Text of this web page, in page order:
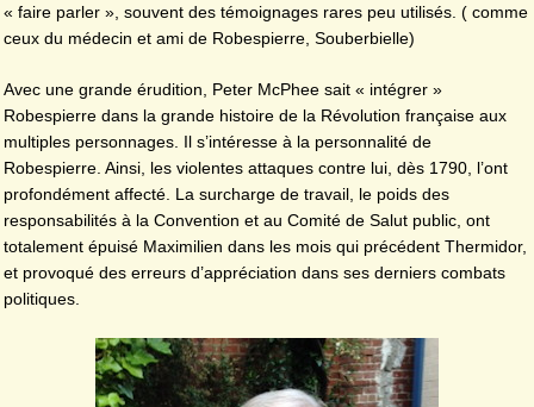
« faire parler », souvent des témoignages rares peu utilisés. ( comme
ceux du médecin et ami de Robespierre, Souberbielle)
Avec une grande érudition, Peter McPhee sait « intégrer »
Robespierre dans la grande histoire de la Révolution française aux
multiples personnages. Il s’intéresse à la personnalité de
Robespierre. Ainsi, les violentes attaques contre lui, dès 1790, l’ont
profondément affecté. La surcharge de travail, le poids des
responsabilités à la Convention et au Comité de Salut public, ont
totalement épuisé Maximilien dans les mois qui précédent Thermidor,
et provoqué des erreurs d’appréciation dans ses derniers combats
politiques.